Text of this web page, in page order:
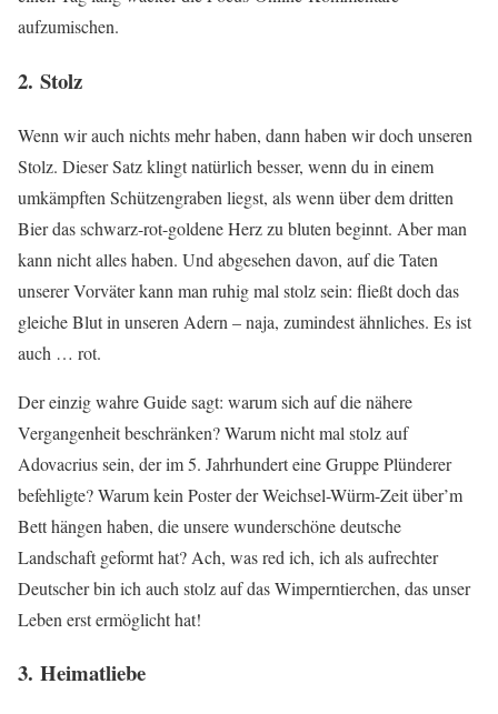
aufzumischen.
2. Stolz
Wenn wir auch nichts mehr haben, dann haben wir doch unseren
Stolz. Dieser Satz klingt natürlich besser, wenn du in einem
umkämpften Schützengraben liegst, als wenn über dem dritten
Bier das schwarz-rot-goldene Herz zu bluten beginnt. Aber man
kann nicht alles haben. Und abgesehen davon, auf die Taten
unserer Vorväter kann man ruhig mal stolz sein: fließt doch das
gleiche Blut in unseren Adern – naja, zumindest ähnliches. Es ist
auch … rot.
Der einzig wahre Guide sagt: warum sich auf die nähere
Vergangenheit beschränken? Warum nicht mal stolz auf
Adovacrius sein, der im 5. Jahrhundert eine Gruppe Plünderer
befehligte? Warum kein Poster der Weichsel-Würm-Zeit über’m
Bett hängen haben, die unsere wunderschöne deutsche
Landschaft geformt hat? Ach, was red ich, ich als aufrechter
Deutscher bin ich auch stolz auf das Wimperntierchen, das unser
Leben erst ermöglicht hat!
3. Heimatliebe